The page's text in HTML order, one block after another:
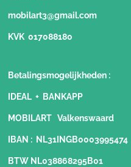
mobilart3@gmail.com
KVK 017088180
Betalingsmogelijkheden:
IDEAL + BANKAPP
MOBILART Valkenswaard
IBAN : NL31INGB0003995474
BTW NL038868295B01